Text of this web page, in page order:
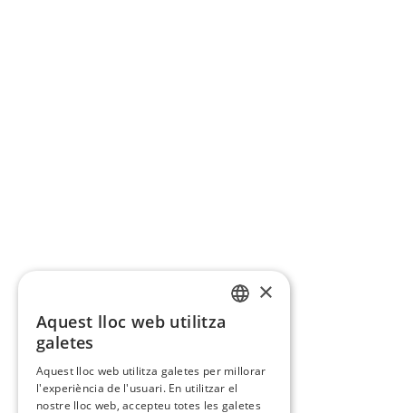
×
Aquest lloc web utilitza
galetes
Aquest lloc web utilitza galetes per millorar
l'experiència de l'usuari. En utilitzar el
nostre lloc web, accepteu totes les galetes